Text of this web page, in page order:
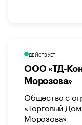
ДЕЙСТВУЕТ
ООО «ТД-
Морозова»
Общество с
«Торговый
Морозова»